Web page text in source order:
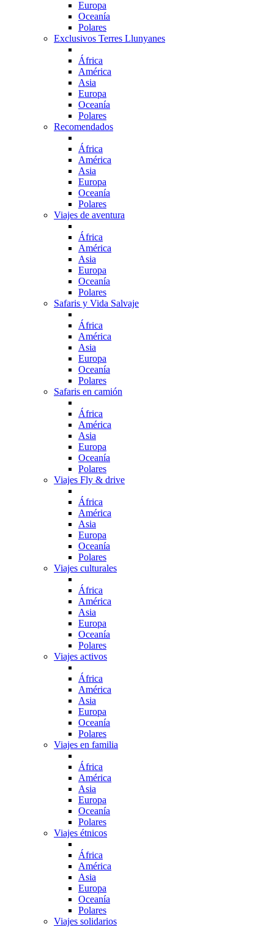
Europa
Oceanía
Polares
Exclusivos Terres Llunyanes
África
América
Asia
Europa
Oceanía
Polares
Recomendados
África
América
Asia
Europa
Oceanía
Polares
Viajes de aventura
África
América
Asia
Europa
Oceanía
Polares
Safaris y Vida Salvaje
África
América
Asia
Europa
Oceanía
Polares
Safaris en camión
África
América
Asia
Europa
Oceanía
Polares
Viajes Fly & drive
África
América
Asia
Europa
Oceanía
Polares
Viajes culturales
África
América
Asia
Europa
Oceanía
Polares
Viajes activos
África
América
Asia
Europa
Oceanía
Polares
Viajes en familia
África
América
Asia
Europa
Oceanía
Polares
Viajes étnicos
África
América
Asia
Europa
Oceanía
Polares
Viajes solidarios